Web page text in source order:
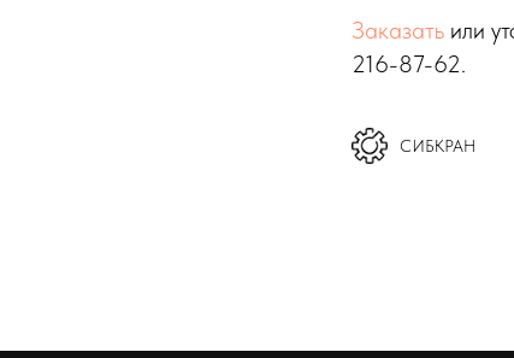
Заказать или
216-87-62.
СИБКРАН